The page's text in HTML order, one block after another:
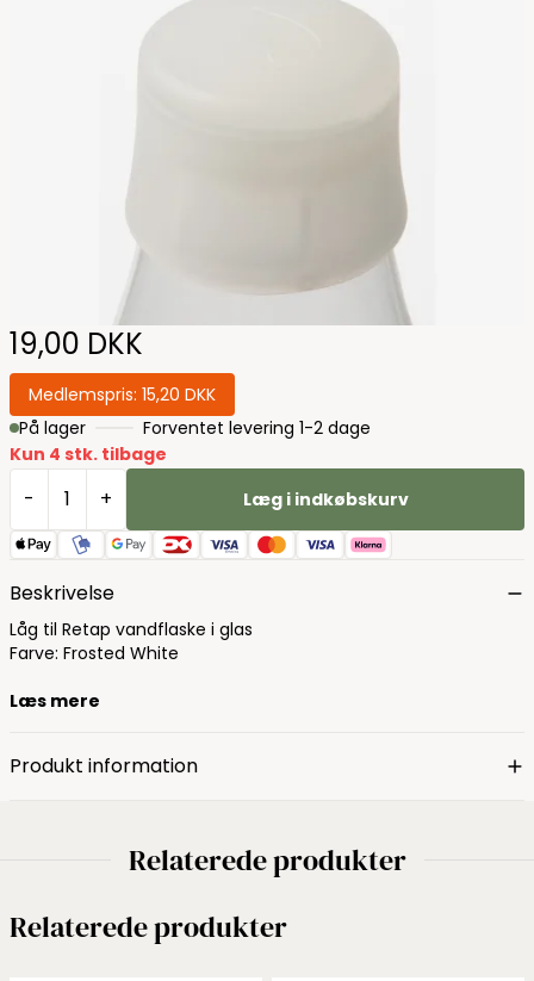
19,00 DKK
Medlemspris: 15,20 DKK
På lager
Forventet levering 1-2 dage
Kun 4 stk. tilbage
- + Læg i indkøbskurv
Beskrivelse
Låg til Retap vandflaske i glas
Farve: Frosted White
Læs mere
Produkt information
Relaterede produkter
Relaterede produkter